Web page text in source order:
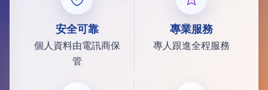
安全可靠
個人資料由電訊商保
管
專業服務
專人跟進全程服務